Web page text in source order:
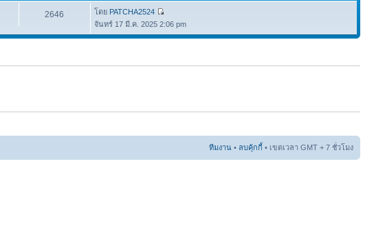
2646 โดย PATCHA2524
จันทร์ 17 มี.ค. 2025 2:06 pm
ทีมงาน • ลบคุ้กกี้ • เขตเวลา GMT + 7 ชั่วโมง